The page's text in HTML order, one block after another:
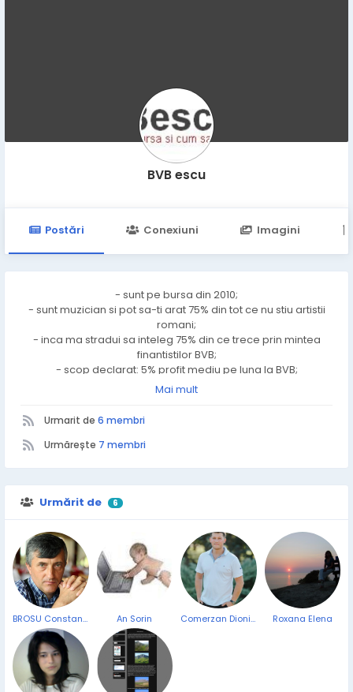
BVB escu
Postări Conexiuni Imagini
- sunt pe bursa din 2010;
- sunt muzician si pot sa-ti arat 75% din tot ce nu stiu artistii
romani;
- inca ma stradui sa inteleg 75% din ce trece prin mintea
finantistilor BVB;
- scop declarat: 5% profit mediu pe luna la BVB;
- fac parte din tabara taurilor la BVB;
Mai mult
Urmarit de 6 membri
Urmărește 7 membri
Urmărit de 6
BROSU Constantin-Dumitru An Sorin Comerzan Dionisie Roxana Elena